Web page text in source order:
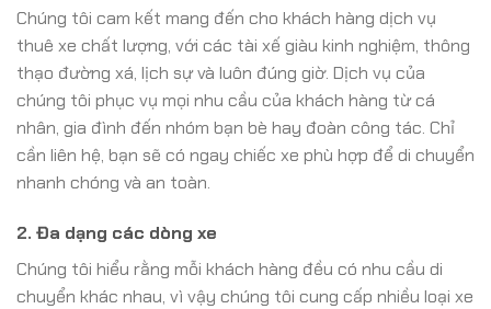
Chúng tôi cam kết mang đến cho khách hàng dịch vụ
thuê xe chất lượng, với các tài xế giàu kinh nghiệm, thông
thạo đường xá, lịch sự và luôn đúng giờ. Dịch vụ của
chúng tôi phục vụ mọi nhu cầu của khách hàng từ cá
nhân, gia đình đến nhóm bạn bè hay đoàn công tác. Chỉ
cần liên hệ, bạn sẽ có ngay chiếc xe phù hợp để di chuyển
nhanh chóng và an toàn.
2. Đa dạng các dòng xe
Chúng tôi hiểu rằng mỗi khách hàng đều có nhu cầu di
chuyển khác nhau, vì vậy chúng tôi cung cấp nhiều loại xe